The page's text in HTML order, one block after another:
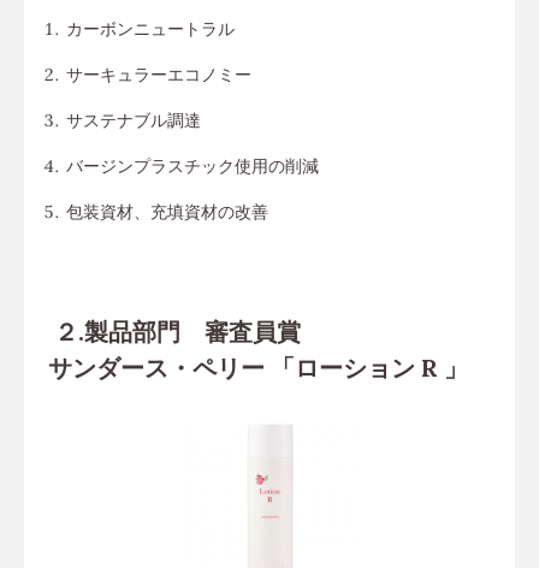
カーボンニュートラル
サーキュラーエコノミー
サステナブル調達
バージンプラスチック使用の削減
包装資材、充填資材の改善
２.製品部門 審査員賞
サンダース・ペリー 「ローション R 」